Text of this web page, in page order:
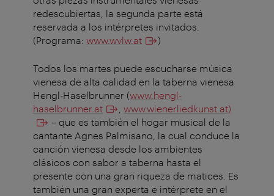
redescubiertas, la segunda parte está
reservada a los intérpretes invitados.
(Programa: www.wvlw.at )
Todos los martes puede escucharse música
vienesa de alta calidad en la taberna vienesa
Hengl-Haselbrunner (www.hengl-
haselbrunner.at
www.wienerliedkunst.at)
– que es también el hogar musical de la
cantante Agnes Palmisano, la cual conduce la
canción vienesa desde los ambientes
clásicos con sabor a taberna hasta el
presente con una gran riqueza de matices. Es
también una gran experta e intérprete en el